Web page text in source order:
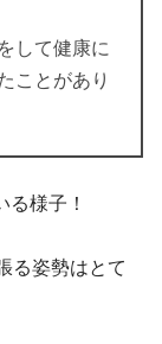
して健康に
ことがあり
様子！
る姿勢はとて